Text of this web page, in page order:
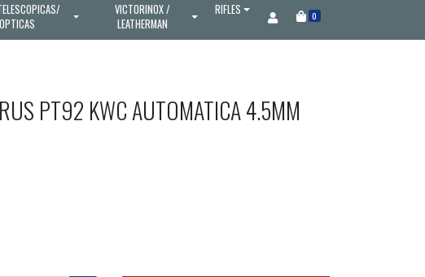
OPTICAS
VICTORINOX /
LEATHERMAN
RIFLES 0
PT92 KWC AUTOMATICA 4.5MM